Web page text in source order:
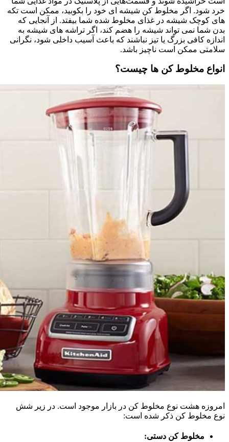
خرد شود. اگر مخلوط کن شیشه ای خود را بکوبید، ممکن است تکه
های کوچک شیشه در غذای مخلوط شده شما بیفتد. از آنجایی که
بدن شما نمی تواند شیشه را هضم کند، اگر تراشه های شیشه به
اندازه کافی بزرگ یا تیز نباشند که باعث آسیب داخلی شود، نگرانی
سلامتی ممکن است ناچیز باشد.
انواع مخلوط کن ها چیست؟
امروزه هشت نوع مخلوط کن در بازار موجود است. در زیر شش
نوع مخلوط کن ذکر شده است:
مخلوط کن دستی: